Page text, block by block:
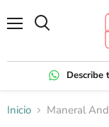
Describe
Inicio Maneral